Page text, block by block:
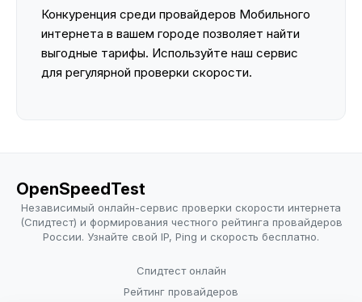
Конкуренция среди провайдеров Мобильного
интернета в вашем городе позволяет найти
выгодные тарифы. Используйте наш сервис
для регулярной проверки скорости.
OpenSpeedTest
Независимый онлайн-сервис проверки скорости интернета
(Спидтест) и формирования честного рейтинга провайдеров
России. Узнайте свой IP, Ping и скорость бесплатно.
Спидтест онлайн
Рейтинг провайдеров